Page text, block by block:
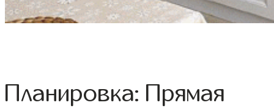
Планировка: Прямая